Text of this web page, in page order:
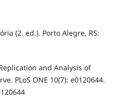
(2. ed.). Porto Alegre, RS:
Replication and Analysis of
PLoS ONE 10(7): e0120644.